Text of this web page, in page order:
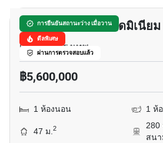
การยืนยันสถานะว่าง เมื่อวาน
ดีลพิเศษ
ผ่านการตรวจสอบแล้ว
ปทุมวัน เพลส คอนโดมิเนียม
เจริญผล, กรุงเทพ
฿5,600,000
1 ห้องนอน 1 ห้
47 ม.2
280
สน